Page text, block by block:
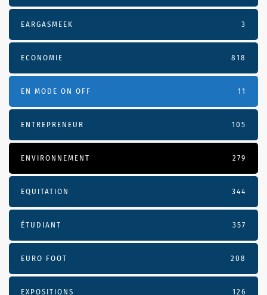
EARGASMEEK 3
ECONOMIE 818
EN MODE ON OFF 11
ENTREPRENEUR 105
ENVIRONNEMENT 279
EQUITATION 344
ÉTUDIANT 357
EURO FOOT 208
EXPOSITIONS 126